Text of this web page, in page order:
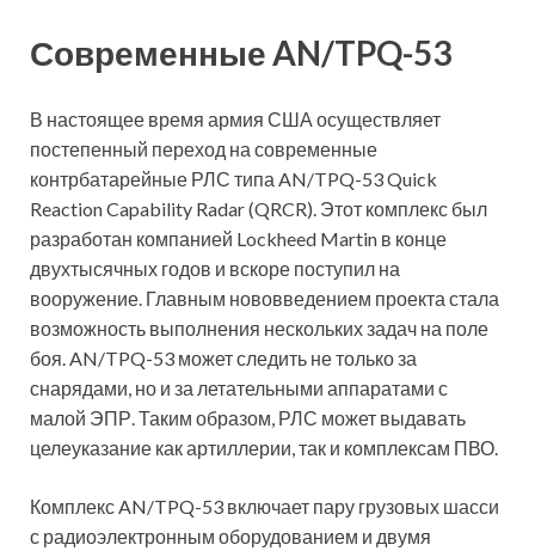
Современные AN/TPQ-53
В настоящее время армия США осуществляет
постепенный переход на современные
контрбатарейные РЛС типа AN/TPQ-53 Quick
Reaction Capability Radar (QRCR). Этот комплекс был
разработан компанией Lockheed Martin в конце
двухтысячных годов и вскоре поступил на
вооружение. Главным нововведением проекта стала
возможность выполнения нескольких задач на поле
боя. AN/TPQ-53 может следить не только за
снарядами, но и за летательными аппаратами с
малой ЭПР. Таким образом, РЛС может выдавать
целеуказание как артиллерии, так и комплексам ПВО.
Комплекс AN/TPQ-53 включает пару грузовых шасси
с радиоэлектронным оборудованием и двумя